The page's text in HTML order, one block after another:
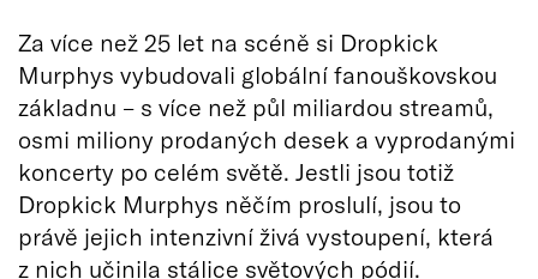
Za více než 25 let na scéně si Dropkick
Murphys vybudovali globální fanouškovskou
základnu – s více než půl miliardou streamů,
osmi miliony prodaných desek a vyprodanými
koncerty po celém světě. Jestli jsou totiž
Dropkick Murphys něčím proslulí, jsou to
právě jejich intenzivní živá vystoupení, která
z nich učinila stálice světových pódií.